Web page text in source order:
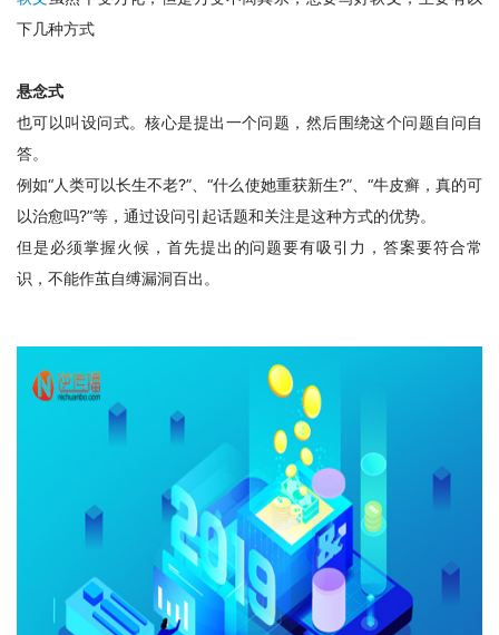
下几种方式
悬念式
也可以叫设问式。核心是提出一个问题，然后围绕这个问题自问自
答。
例如“人类可以长生不老?”、“什么使她重获新生?”、“牛皮癣，真的可
以治愈吗?”等，通过设问引起话题和关注是这种方式的优势。
但是必须掌握火候，首先提出的问题要有吸引力，答案要符合常
识，不能作茧自缚漏洞百出。